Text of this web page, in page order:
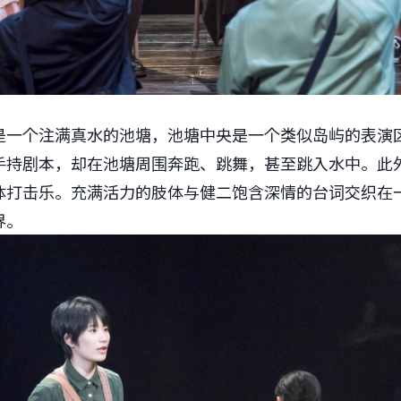
个注满真水的池塘，池塘中央是一个类似岛屿的表演
剧本，却在池塘周围奔跑、跳舞，甚至跳入水中。此
击乐。充满活力的肢体与健二饱含深情的台词交织在